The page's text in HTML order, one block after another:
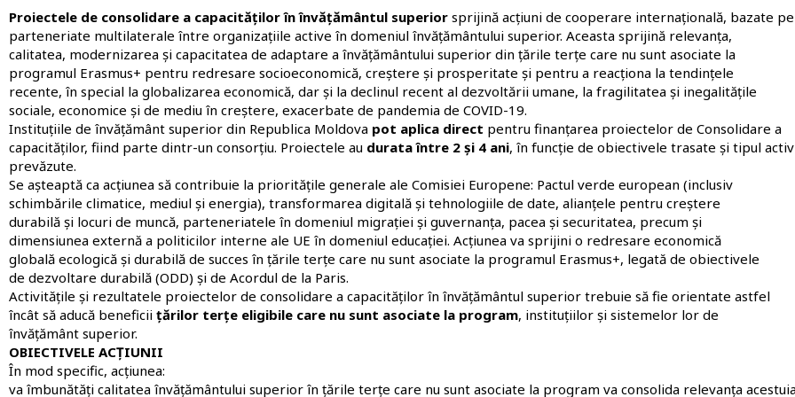
Proiectele de consolidare a capacităților în învățământul superior sprijină acțiuni de cooperare internațională, bazate pe
parteneriate multilaterale între organizațiile active în domeniul învățământului superior. Aceasta sprijină relevanța,
calitatea, modernizarea și capacitatea de adaptare a învățământului superior din țările terțe care nu sunt asociate la
programul Erasmus+ pentru redresare socioeconomică, creștere și prosperitate și pentru a reacționa la tendințele
recente, în special la globalizarea economică, dar și la declinul recent al dezvoltării umane, la fragilitatea și inegalitățile
sociale, economice și de mediu în creștere, exacerbate de pandemia de COVID-19.
Instituțiile de învățământ superior din Republica Moldova pot aplica direct pentru finanțarea proiectelor de Consolidare a
capacităților, fiind parte dintr-un consorțiu. Proiectele au durata între 2 și 4 ani, în funcție de obiectivele trasate și tipul
prevăzute.
Se așteaptă ca acțiunea să contribuie la prioritățile generale ale Comisiei Europene: Pactul verde european (inclusiv
schimbările climatice, mediul și energia), transformarea digitală și tehnologiile de date, alianțele pentru creștere
durabilă și locuri de muncă, parteneriatele în domeniul migrației și guvernanța, pacea și securitatea, precum și
dimensiunea externă a politicilor interne ale UE în domeniul educației. Acțiunea va sprijini o redresare economică
globală ecologică și durabilă de succes în țările terțe care nu sunt asociate la programul Erasmus+, legată de obiectivele
de dezvoltare durabilă (ODD) și de Acordul de la Paris.
Activitățile și rezultatele proiectelor de consolidare a capacităților în învățământul superior trebuie să fie orientate astfel
încât să aducă beneficii țărilor terțe eligibile care nu sunt asociate la program, instituțiilor și sistemelor lor de
învățământ superior.
OBIECTIVELE ACȚIUNII
În mod specific, acțiunea:
va îmbunătăți calitatea învățământului superior în țările terțe care nu sunt asociate la program va consolida relevanța acestuia